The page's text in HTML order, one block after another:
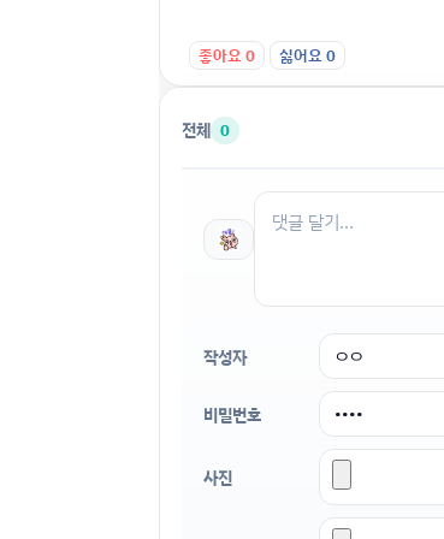
좋아요0 싫어요0
전체 0
작성자
비밀번호
사진